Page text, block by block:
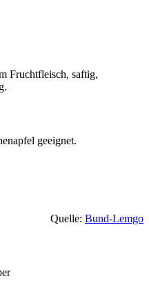
Fruchtfleisch, saftig,
geeignet.
Quelle: Bund-Lemgo